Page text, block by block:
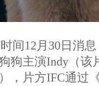
12月30日消息
狗主演Indy（该
，片方IFC通过